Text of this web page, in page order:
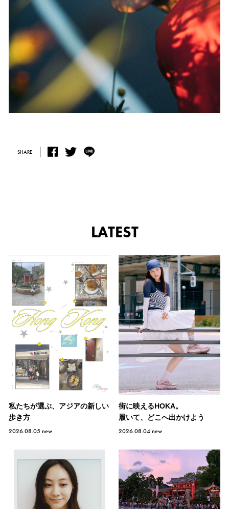
SHARE
LATEST
私たちが選ぶ、アジアの新しい
歩き方
2026.08.05new
街に映えるHOKA。
履いて、どこへ出かけよう
2026.08.04new